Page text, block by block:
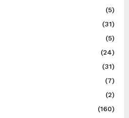
(5)
(31)
(5)
(24)
(31)
(7)
(2)
(160)